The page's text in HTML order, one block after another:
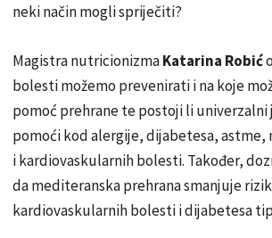
neki način mogli spriječiti?
Magistra nutricionizmaKatarina Robić
bolesti možemo prevenirati i na koje
pomoć prehrane te postoji li
pomoći kod alergije, dijabetesa, astme,
i kardiovaskularnih bolesti. Također,
da mediteranska prehrana smanjuje
kardiovaskularnih bolesti i dijabetesa